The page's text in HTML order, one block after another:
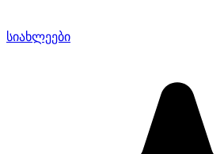
სიახლეები